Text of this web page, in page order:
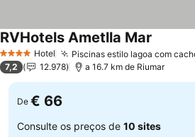
4 EstrelasHotel Piscinas estilo lagoa com
RVHotels Ametlla Mar
7,2 12.978 a 16.7 km de Riumar
De € 66
Consulte os preços de 10 sites